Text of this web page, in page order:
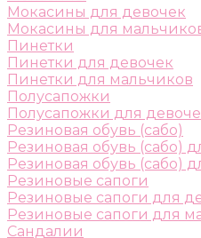
Мокасины для девочек
Мокасины для
Пинетки
Пинетки для девочек
Пинетки для мальчиков
Полусапожки
Полусапожки для
Резиновая обувь (сабо)
Резиновая обувь (сабо)
Резиновая обувь (сабо)
Резиновые сапоги
Резиновые сапоги для
Резиновые сапоги для
Сандалии